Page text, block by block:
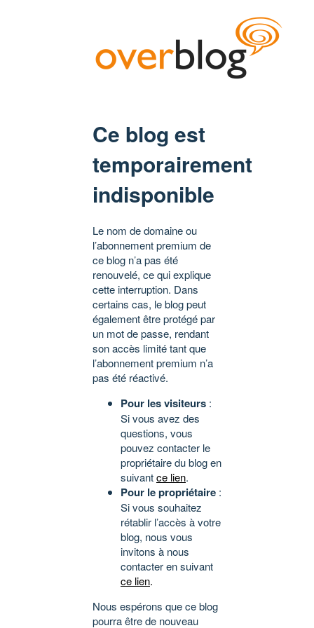
Ce blog est
temporairement
indisponible
Le nom de domaine ou
l’abonnement premium de
ce blog n’a pas été
renouvelé, ce qui explique
cette interruption. Dans
certains cas, le blog peut
également être protégé par
un mot de passe, rendant
son accès limité tant que
l’abonnement premium n’a
pas été réactivé.
Pour les visiteurs :
Si vous avez des
questions, vous
pouvez contacter le
propriétaire du blog en
suivantce lien.
Pour le propriétaire :
Si vous souhaitez
rétablir l’accès à votre
blog, nous vous
invitons à nous
contacter en suivant
ce lien.
Nous espérons que ce blog
pourra être de nouveau